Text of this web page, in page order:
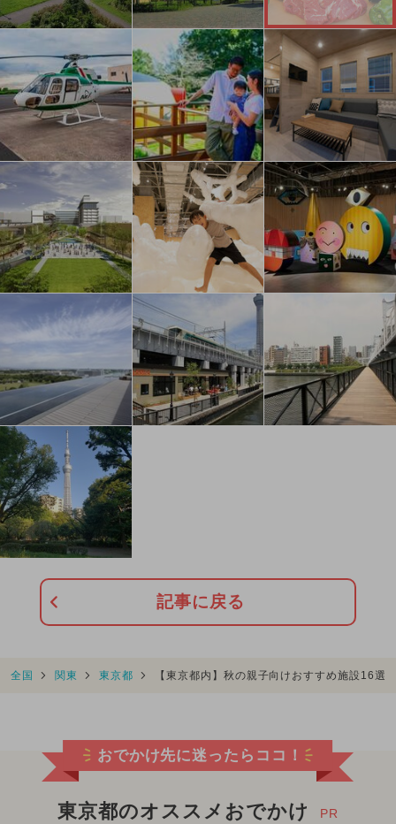
記事に戻る
全国 関東 東京都 【東京都内】秋の親子向けおすすめ施設16
おでかけ先に迷ったらココ！
東京都のオススメおでかけ PR